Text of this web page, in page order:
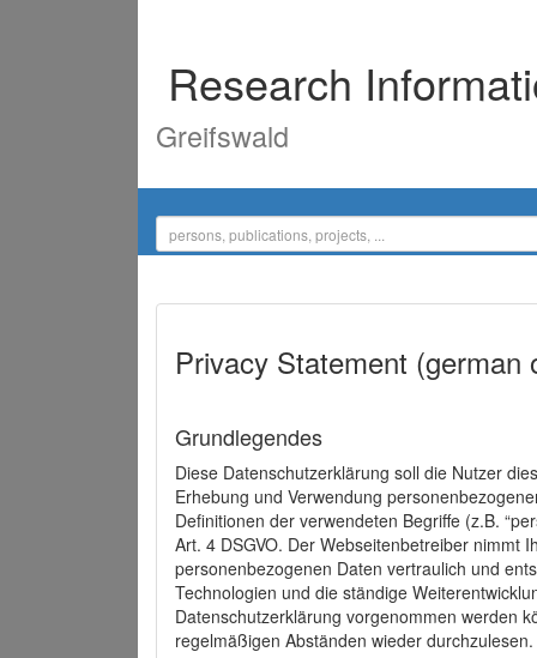
Research
Greifswald
Privacy Statement (german
Grundlegendes
Diese Datenschutzerklärung soll die Nutzer
Erhebung und Verwendung
Definitionen der verwendeten Begriffe (z.B.
Art. 4 DSGVO. Der Webseitenbetreiber nimmt
personenbezogenen Daten vertraulich und
Technologien und die ständige
Datenschutzerklärung vorgenommen werden
regelmäßigen Abständen wieder durchzulesen.